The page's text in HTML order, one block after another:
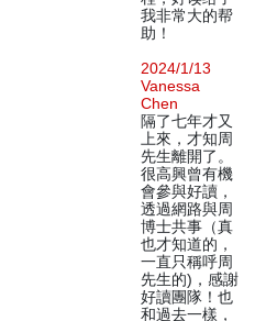
我非常大的帮
助！
2024/1/13
Vanessa
Chen
隔了七年才又
上來，才知周
先生離開了。
很高興曾有機
會參與好讀，
透過網路與周
博士共事（真
也才知道的，
一直只稱呼周
先生的)，感謝
好讀團隊！也
和過去一樣，